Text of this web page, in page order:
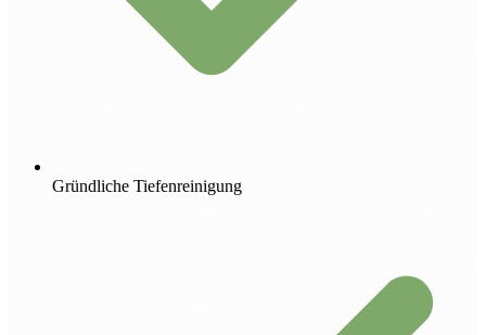
Gründliche Tiefenreinigung